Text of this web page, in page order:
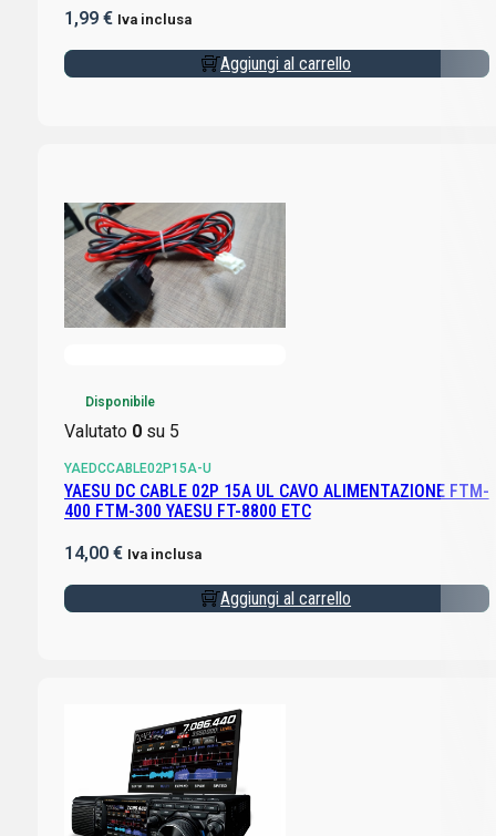
1,99 € Iva inclusa
Aggiungi al carrello
Disponibile
Valutato 0su 5
YAEDCCABLE02P15A-U
YAESU DC CABLE 02P 15A UL CAVO ALIMENTAZIONE FTM-
400 FTM-300 YAESU FT-8800 ETC
14,00 € Iva inclusa
Aggiungi al carrello